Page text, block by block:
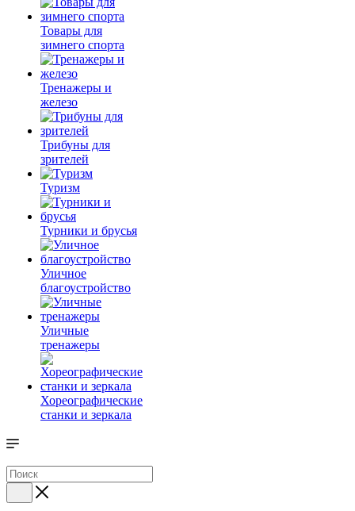
Товары для
зимнего спорта
Тренажеры и
железо
Трибуны для
зрителей
Туризм
Турники и брусья
Уличное
благоустройство
Уличные
тренажеры
Хореографические
станки и зеркала